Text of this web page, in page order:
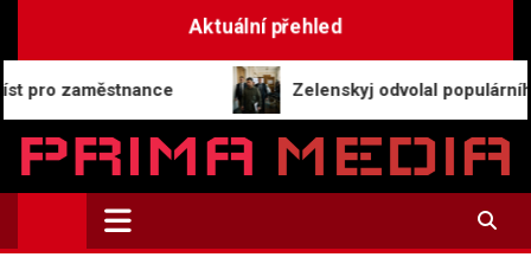
Aktuální přehled
Zelenskyj odvolal populárního
Prima-Media.cz
Informace a aktuality | Zpravodajství